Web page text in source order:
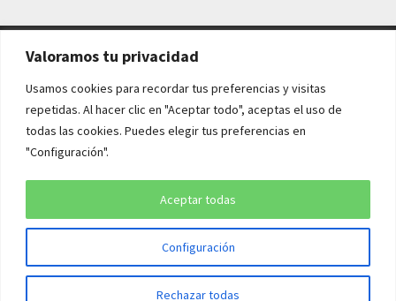
Valoramos tu privacidad
Usamos cookies para recordar tus preferencias y visitas
repetidas. Al hacer clic en "Aceptar todo", aceptas el uso de
todas las cookies. Puedes elegir tus preferencias en
"Configuración".
Configuración
Rechazar todas
Aceptar todas
AVISO LEGAL Y POLÍTICAS
Aviso legal
Política de cookies
Copyright © 2026¡QUÉ HISTORIA!. Funciona conWordPressy